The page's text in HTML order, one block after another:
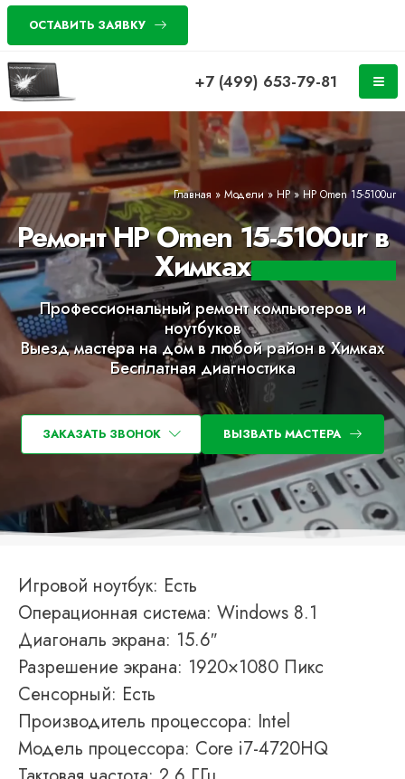
ОСТАВИТЬ ЗАЯВКУ
+7 (499) 653-79-81
Главная » Модели » HP» HP Omen 15-5100ur
Ремонт HP Omen 15-5100ur в
Химках
Профессиональный ремонт компьютеров и
ноутбуков
Выезд мастера на дом в любой район в Химках
Бесплатная диагностика
ЗАКАЗАТЬ ЗВОНОК ВЫЗВАТЬ МАСТЕРА
Игровой ноутбук: Есть
Операционная система: Windows 8.1
Диагональ экрана: 15.6″
Разрешение экрана: 1920×1080 Пикс
Сенсорный: Есть
Производитель процессора: Intel
Модель процессора: Core i7-4720HQ